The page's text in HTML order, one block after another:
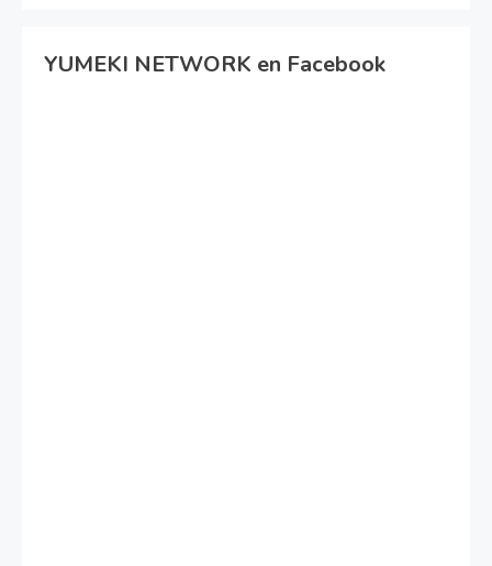
YUMEKI NETWORK en Facebook